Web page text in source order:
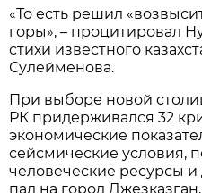
«То есть решил
горы», – процитировал
стихи известного
Сулейменова.
При выборе новой
РК придерживался 32
экономические
сейсмические условия,
человеческие ресурсы
пал на город